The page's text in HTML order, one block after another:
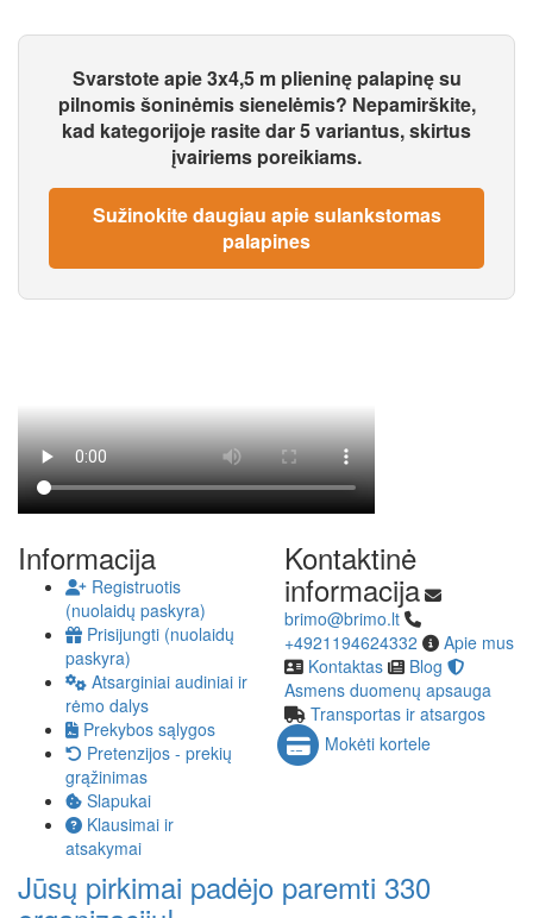
Svarstote apie 3x4,5 m plieninę palapinę su
pilnomis šoninėmis sienelėmis? Nepamirškite,
kad kategorijoje rasite dar 5 variantus, skirtus
įvairiems poreikiams.
Sužinokite daugiau apie sulankstomas
palapines
Informacija
Registruotis
(nuolaidų paskyra)
Prisijungti (nuolaidų
paskyra)
Atsarginiai audiniai ir
rėmo dalys
Prekybos sąlygos
Pretenzijos - prekių
grąžinimas
Slapukai
Klausimai ir
atsakymai
Kontaktinė
informacija
brimo@brimo.lt
+4921194624332
Apie mus
Kontaktas
Blog
Asmens duomenų apsauga
Transportas ir atsargos
Jūsų pirkimai padėjo paremti 330
Mokėti kortele